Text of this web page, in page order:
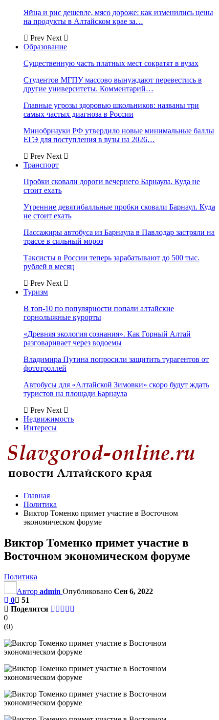
Яйца и рис дешевле, мясо дороже: как изменились цены
на продукты в Алтайском крае за…
Prev Next
Образование
Существенную часть платных мест сократят в вузах
Студентов МГПУ массово вынуждают перевестись в
другие университеты. Комментарий…
Главные угрозы здоровью школьников: названы три
самых частых диагноза в России
Минобрнауки РФ утвердило новые минимальные баллы
ЕГЭ для поступления в вузы на 2026…
Prev Next
Транспорт
Пробки сковали дороги вечернего Барнаула. Куда не
стоит ехать
Утренние девятибалльные пробки сковали Барнаул. Куда
не стоит ехать
Пассажиры автобуса из Барнаула в Павлодар застряли на
трассе в сильный мороз
Таксисты в России теперь зарабатывают до 500 тыс.
рублей в месяц
Prev Next
Туризм
В топ-10 по популярности попали алтайские
горнолыжные курорты
«Древняя экология сознания». Как Горный Алтай
разговаривает через водоемы
Владимира Путина попросили защитить турагентов от
фототроллей
Автобусы для «Алтайской Зимовки» скоро будут ждать
туристов на площади Барнаула
Prev Next
Недвижимость
Интересы
Главная
Политика
Виктор Томенко примет участие в Восточном
экономическом форуме
Виктор Томенко примет участие в
Восточном экономическом форуме
Политика
Автор admin Опубликовано Сен 6, 2022
0
51
Поделится
0
(0)